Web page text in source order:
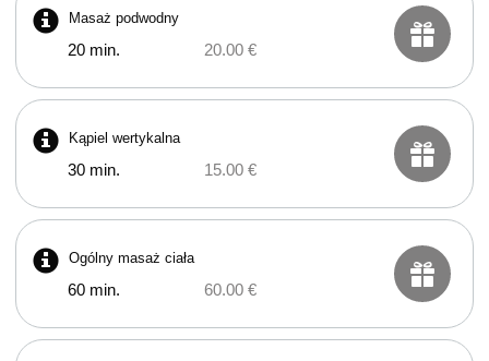
Masaż podwodny
20 min. 20.00 €
Kąpiel wertykalna
30 min. 15.00 €
Ogólny masaż ciała
60 min. 60.00 €